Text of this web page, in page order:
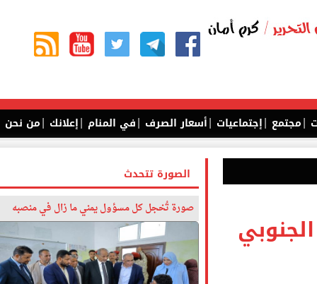
|إجتماعيات|أسعار الصرف|في المنام|إعلانك|من نحن |
الصورة تتحدث
صورة تُخجل كل مسؤول يمني ما زال في منصبه